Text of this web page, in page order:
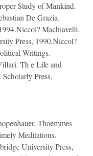
Study of Mankind.
De Grazia.
Machiavelli.
Press, 1990.Niccol?
Writings.
Th e Life and
Press,
Thoemmes
Meditations.
University Press,